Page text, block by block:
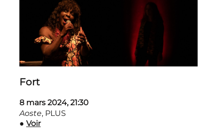
Fort
8 mars 2024, 21:30
Aoste, PLUS
● Voir